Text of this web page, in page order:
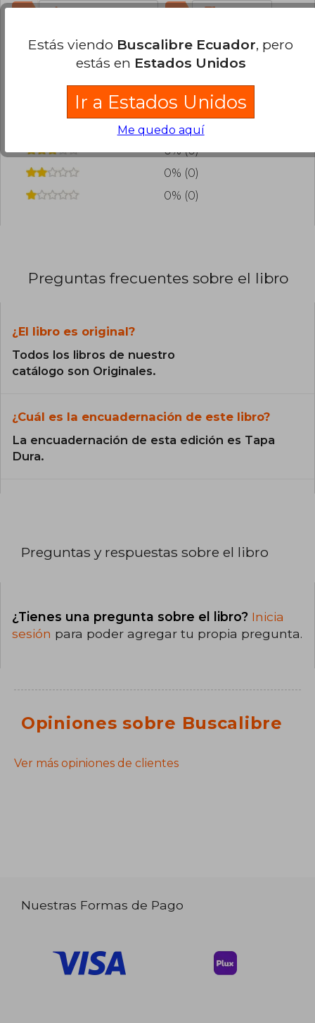
0 Esta opinión es útil 0 No es útil
¿Leíste este libro? Inicia sesiónpara poder
agregar tu propia evaluación.
100% (1)
0% (0)
0% (0)
0% (0)
0% (0)
Preguntas frecuentes sobre el libro
¿El libro es original?
Todos los libros de nuestro
catálogo son Originales.
¿Cuál es la encuadernación de este libro?
La encuadernación de esta edición es Tapa
Dura.
Preguntas y respuestas sobre el libro
¿Tienes una pregunta sobre el libro? Inicia
sesión para poder agregar tu propia pregunta.
Opiniones sobre Buscalibre
Ver más opiniones de clientes
Nuestras Formas de Pago
Estás viendo Buscalibre Ecuador, pero
estás en Estados Unidos
Ir a Estados Unidos
Me quedo aquí